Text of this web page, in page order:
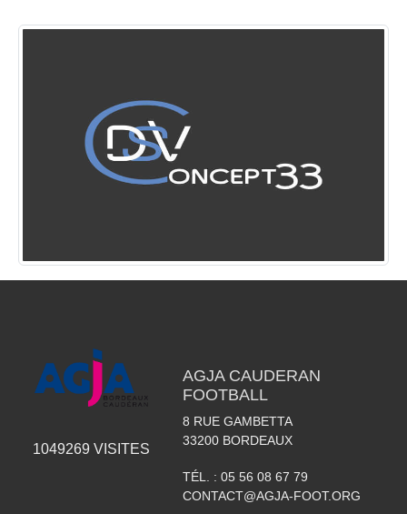
1049269 VISITES
AGJA CAUDERAN
FOOTBALL
8 RUE GAMBETTA
33200 BORDEAUX
TÉL. : 05 56 08 67 79
CONTACT@AGJA-FOOT.ORG